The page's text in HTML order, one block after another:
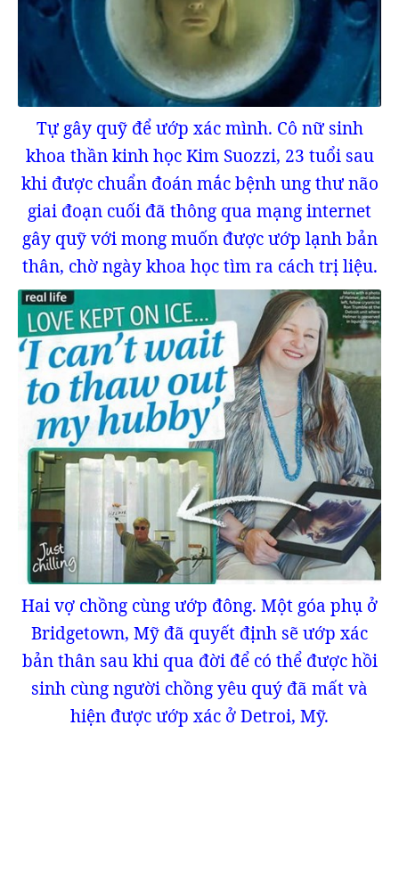
Tự gây quỹ để ướp xác mình. Cô nữ sinh
khoa thần kinh học Kim Suozzi, 23 tuổi sau
khi được chuẩn đoán mắc bệnh ung thư não
giai đoạn cuối đã thông qua mạng internet
gây quỹ với mong muốn được ướp lạnh bản
thân, chờ ngày khoa học tìm ra cách trị liệu.
Hai vợ chồng cùng ướp đông. Một góa phụ ở
Bridgetown, Mỹ đã quyết định sẽ ướp xác
bản thân sau khi qua đời để có thể được hồi
sinh cùng người chồng yêu quý đã mất và
hiện được ướp xác ở Detroi, Mỹ.